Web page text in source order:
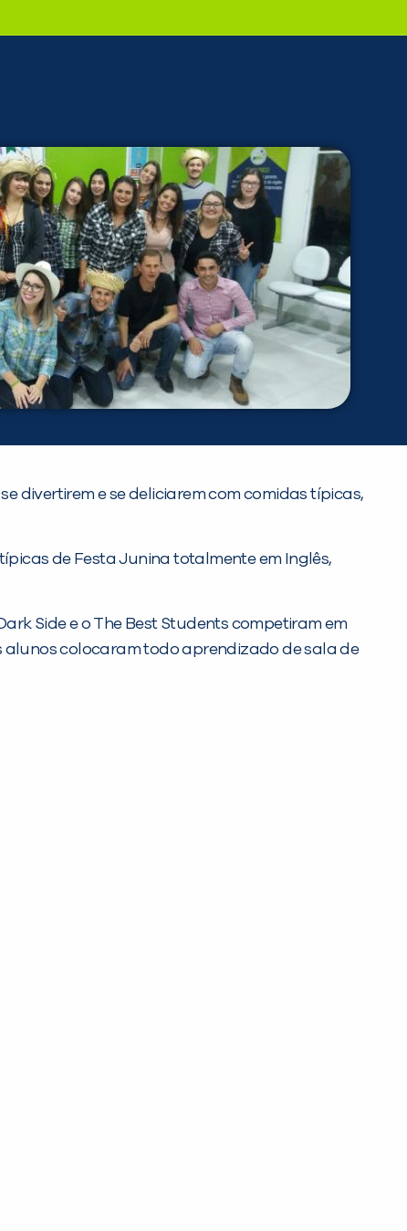
divertirem e se deliciarem com comidas típicas,
de Festa Junina totalmente em Inglês,
Side e o The Best Students competiram em
colocaram todo aprendizado de sala de